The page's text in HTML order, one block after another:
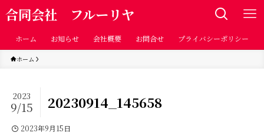
合同会社 フルーリヤ
ホーム お知らせ 会社概要 お問合せ プライバシーポリシー
ホーム
20230914_145658
2023
9/15
2023年9月15日